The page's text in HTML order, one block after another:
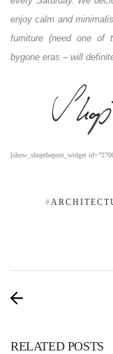
enjoy calm and
furniture (need one of
bygone eras – will
[show_shopthepost_widget
RELATED POSTS